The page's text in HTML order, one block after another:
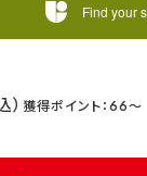
66
Find your